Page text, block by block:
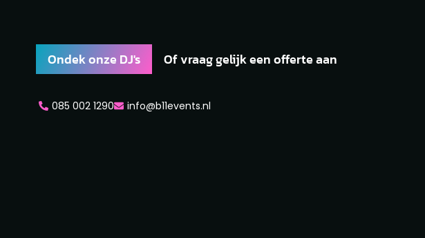
Ondek onze DJ's Of vraag gelijk een offerte aan
085 002 1290 info@b11events.nl